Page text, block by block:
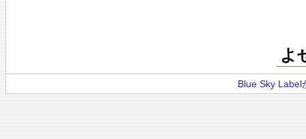
よ
Blue Sky Label